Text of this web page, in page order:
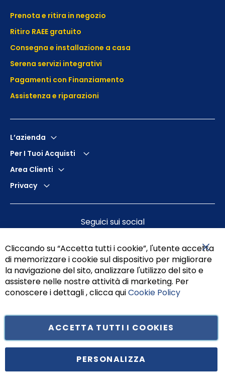
Prenota e ritira in negozio
Ritiro RAEE gratuito
Consegna e installazione a casa
Serena servizi integrativi
Pagamenti con Finanziamento
Assistenza e riparazioni
L’azienda
Per I Tuoi Acquisti
Area Clienti
Privacy
Seguici sui social
Principe di Piemonte 199, cap. 80026 Casoria (NA) - C.F. 05834470634 -
Cliccando su “Accetta tutti i cookie”, l'utente accetta
di memorizzare i cookie sul dispositivo per migliorare
la navigazione del sito, analizzare l'utilizzo del sito e
assistere nelle nostre attività di marketing. Per
conoscere i dettagli , clicca quiCookie Policy
ACCETTA TUTTI I COOKIES
PERSONALIZZA